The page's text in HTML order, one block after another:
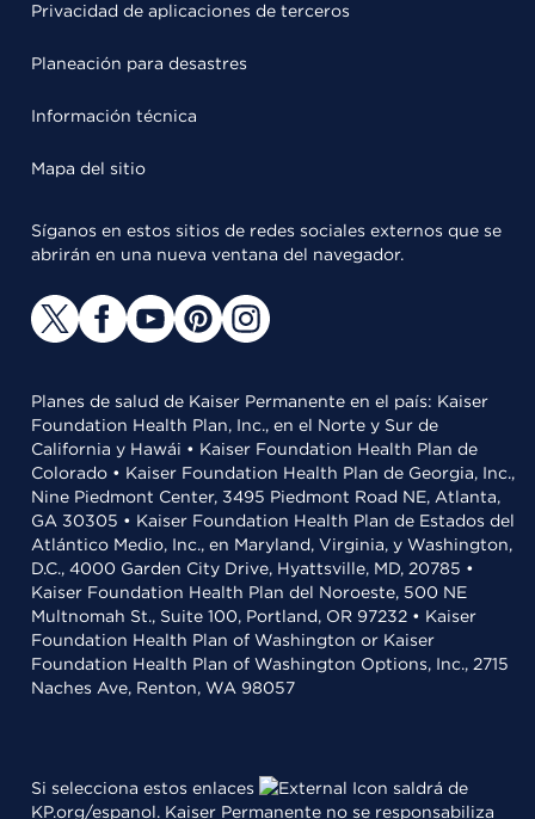
Privacidad de aplicaciones de terceros
Planeación para desastres
Información técnica
Mapa del sitio
Síganos en estos sitios de redes sociales externos que se
abrirán en una nueva ventana del navegador.
Planes de salud de Kaiser Permanente en el país: Kaiser
Foundation Health Plan, Inc., en el Norte y Sur de
California y Hawái • Kaiser Foundation Health Plan de
Colorado • Kaiser Foundation Health Plan de Georgia, Inc.,
Nine Piedmont Center, 3495 Piedmont Road NE, Atlanta,
GA 30305 • Kaiser Foundation Health Plan de Estados del
Atlántico Medio, Inc., en Maryland, Virginia, y Washington,
D.C., 4000 Garden City Drive, Hyattsville, MD, 20785 •
Kaiser Foundation Health Plan del Noroeste, 500 NE
Multnomah St., Suite 100, Portland, OR 97232 • Kaiser
Foundation Health Plan of Washington or Kaiser
Foundation Health Plan of Washington Options, Inc., 2715
Naches Ave, Renton, WA 98057
Si selecciona estos enlaces
saldrá de
KP.org/espanol. Kaiser Permanente no se responsabiliza